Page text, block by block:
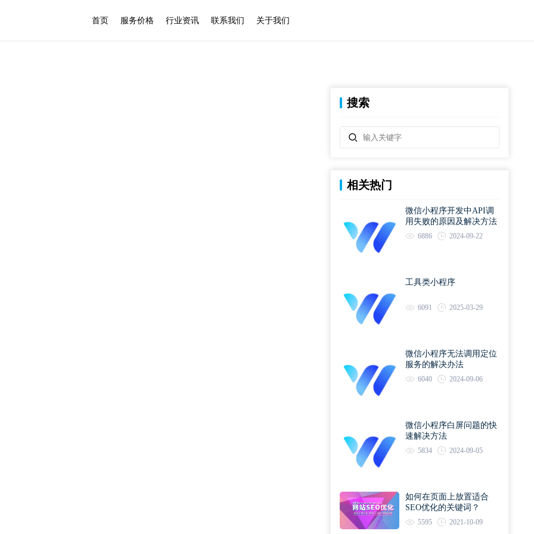
首页 服务价格 行业资讯 联系我们 关于我们
搜索
相关热门
微信小程序开发中API调
用失败的原因及解决方法
6886 2024-09-22
工具类小程序
6091 2025-03-29
微信小程序无法调用定位
服务的解决办法
6040 2024-09-06
微信小程序白屏问题的快
速解决方法
5834 2024-09-05
如何在页面上放置适合
SEO优化的关键词？
5595 2021-10-09